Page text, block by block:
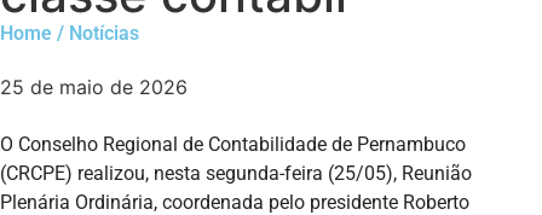
Home / Notícias
25 de maio de 2026
O Conselho Regional de Contabilidade de Pernambuco
(CRCPE) realizou, nesta segunda-feira (25/05), Reunião
Plenária Ordinária, coordenada pelo presidente Roberto